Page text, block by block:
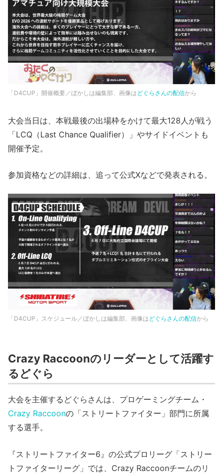
「D4CUP」開催概要／ぼかしは編集部、画像は どぐらさんの配信から
大会当日は、本戦最後の出場枠をかけて最大128人が戦う
「LCQ（Last Chance Qualifier）」やサイドイベントも
開催予定。
参加資格などの詳細は、追って公式Xなどで発表される。
「D4CUP」スケジュール／ぼかしは編集部、画像は どぐらさんの配信から
Crazy Raccoonのリーダーとして活躍す
るどぐら
大会を主催するどぐらさんは、プロゲーミングチーム・
Crazy Raccoonの「ストリートファイター」部門に所属
する選手。
『ストリートファイター6』の公式プロリーグ「ストリー
トファイターリーグ」では、Crazy Raccoonチームのリ